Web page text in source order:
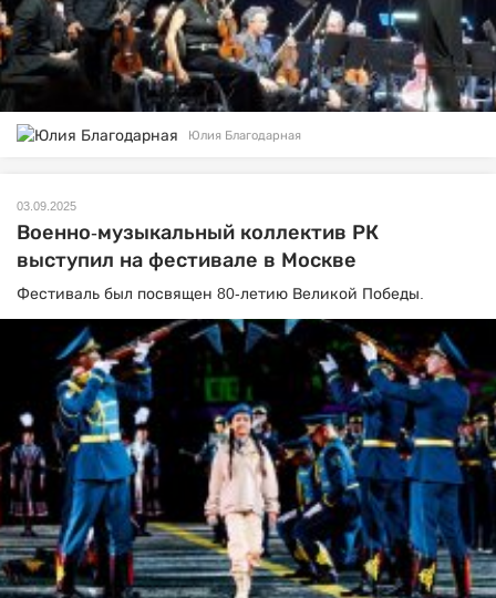
Юлия Благодарная
03.09.2025
Военно-музыкальный коллектив РК
выступил на фестивале в Москве
Фестиваль был посвящен 80-летию Великой Победы.